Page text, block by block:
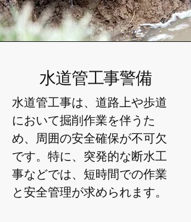
​水道管工事警備
水道管工事は、道路上や歩道
において掘削作業を伴うた
め、周囲の安全確保が不可欠
です。特に、突発的な断水工
事などでは、短時間での作業
と安全管理が求められます。